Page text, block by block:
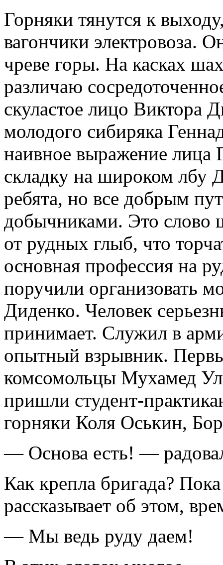
Горняки тянутся к
вагончики электровоза.
чреве горы. На касках
различаю
скуластое лицо Виктора
молодого сибиряка
наивное выражение
складку на широком лбу
ребята, но все добрым
добычниками. Это слово
от рудных глыб, что
основная профессия на
поручили организовать
Диденко. Человек
принимает. Служил в
опытный взрывник.
комсомольцы Мухамед
пришли студент-
горняки Коля Оськин,
— Основа есть! —
Как крепла бригада?
рассказывает об этом,
— Мы ведь руду даем!